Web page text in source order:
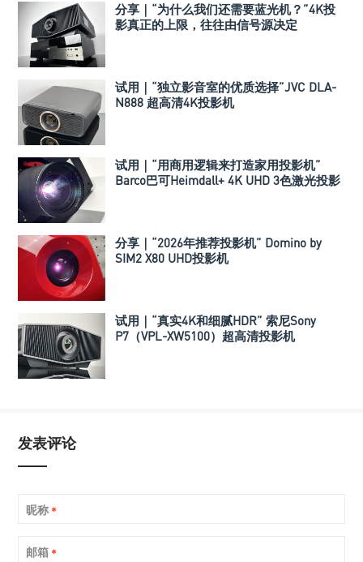
分享｜“为什么我们还需要蓝光机？”4K投
影真正的上限，往往由信号源决定
试用｜“独立影音室的优质选择”JVC DLA-
N888 超高清4K投影机
试用｜“用商用逻辑来打造家用投影机”
Barco巴可Heimdall+ 4K UHD 3色激光投影
分享｜“2026年推荐投影机” Domino by
SIM2 X80 UHD投影机
试用｜“真实4K和细腻HDR” 索尼Sony
P7（VPL-XW5100）超高清投影机
发表评论
昵称 *
邮箱 *